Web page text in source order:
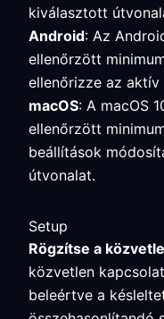
kiválasztott
Android: Az
ellenőrzött
ellenőrizze az
macOS: A macOS
ellenőrzött
beállítások
útvonalat.
Setup
Rögzítse a
közvetlen
beleértve a